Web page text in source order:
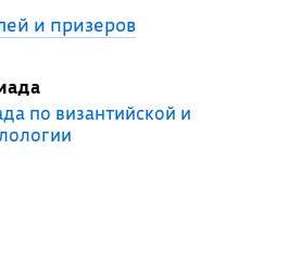
и призеров
по византийской и